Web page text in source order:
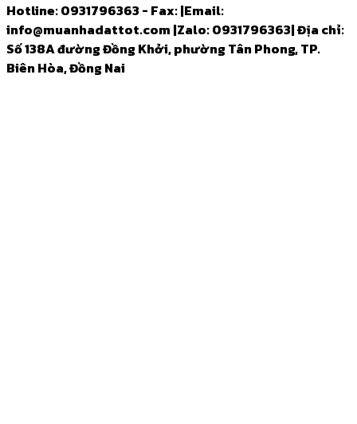
Hotline: 0931796363 - Fax:|Email:
info@muanhadattot.com |Zalo: 0931796363|Địa chỉ:
Số 138A đường Đồng Khởi, phường Tân Phong, TP.
Biên Hòa, Đồng Nai